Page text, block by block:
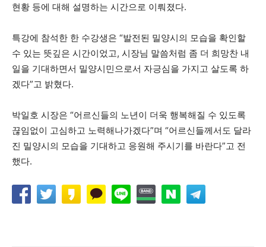
현황 등에 대해 설명하는 시간으로 이뤄졌다.
특강에 참석한 한 수강생은 “발전된 밀양시의 모습을 확인할
수 있는 뜻깊은 시간이었고, 시장님 말씀처럼 좀 더 희망찬 내
일을 기대하면서 밀양시민으로서 자긍심을 가지고 살도록 하
겠다”고 밝혔다.
박일호 시장은 “어르신들의 노년이 더욱 행복해질 수 있도록
끊임없이 고심하고 노력해나가겠다”며 “어르신들께서도 달라
진 밀양시의 모습을 기대하고 응원해 주시기를 바란다”고 전
했다.